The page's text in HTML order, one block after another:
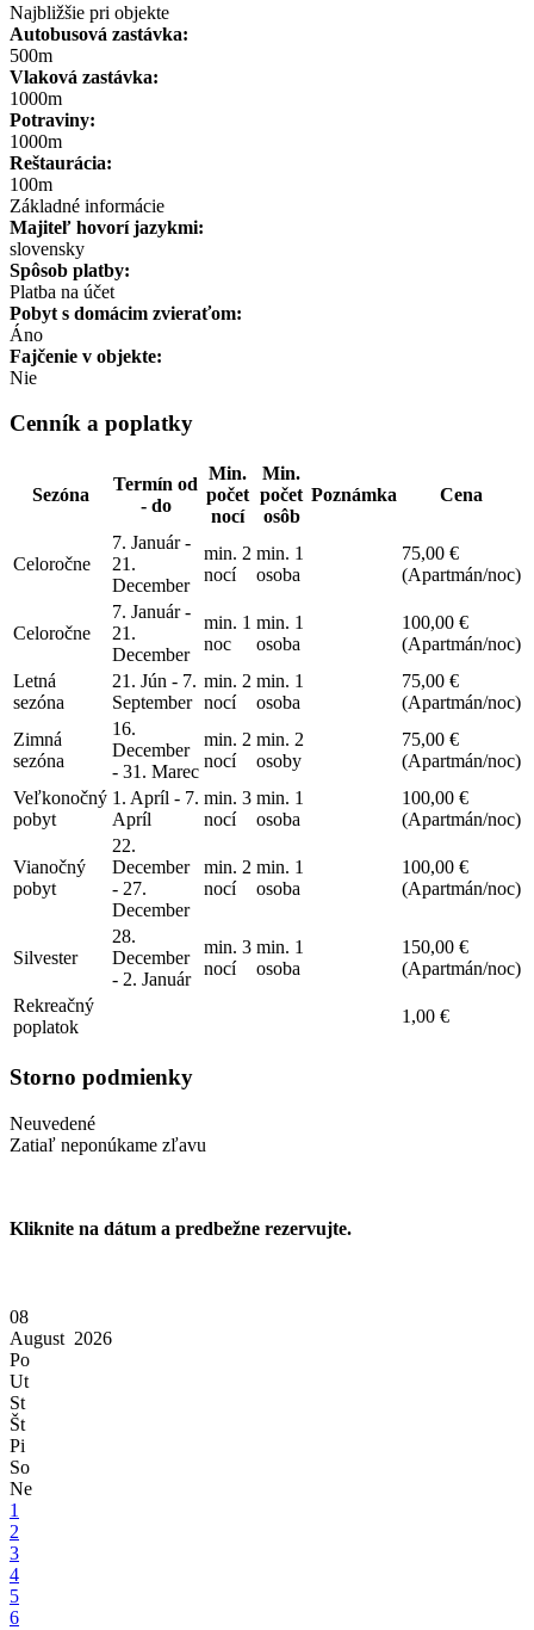
Najbližšie pri objekte
Autobusová zastávka:
500m
Vlaková zastávka:
1000m
Potraviny:
1000m
Reštaurácia:
100m
Základné informácie
Majiteľ hovorí jazykmi:
slovensky
Spôsob platby:
Platba na účet
Pobyt s domácim zvieraťom:
Áno
Fajčenie v objekte:
Nie
Cenník a poplatky
Sezóna
Termín od
- do
Min.
počet
nocí
Min.
počet
osôb
Poznámka Cena
Celoročne
7. Január -
21.
December
min. 2
nocí
min. 1
osoba
75,00 €
(Apartmán/noc)
Celoročne
7. Január -
21.
December
min. 1
noc
min. 1
osoba
100,00 €
(Apartmán/noc)
Letná
sezóna
21. Jún - 7.
September
min. 2
nocí
min. 1
osoba
75,00 €
(Apartmán/noc)
Zimná
sezóna
16.
December
- 31. Marec
min. 2
nocí
min. 2
osoby
75,00 €
(Apartmán/noc)
Veľkonočný
pobyt
1. Apríl - 7.
Apríl
min. 3
nocí
min. 1
osoba
100,00 €
(Apartmán/noc)
Vianočný
pobyt
22.
December
- 27.
December
min. 2
nocí
min. 1
osoba
100,00 €
(Apartmán/noc)
Silvester
28.
December
- 2. Január
min. 3
nocí
min. 1
osoba
150,00 €
(Apartmán/noc)
Rekreačný
poplatok
1,00 €
Storno podmienky
Neuvedené
Zatiaľ neponúkame zľavu
Kliknite na dátum a predbežne rezervujte.
08
August 2026
Po
Ut
St
Št
Pi
So
Ne
1
2
3
4
5
6